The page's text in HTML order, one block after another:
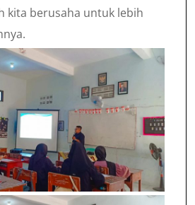
kita berusaha untuk lebih